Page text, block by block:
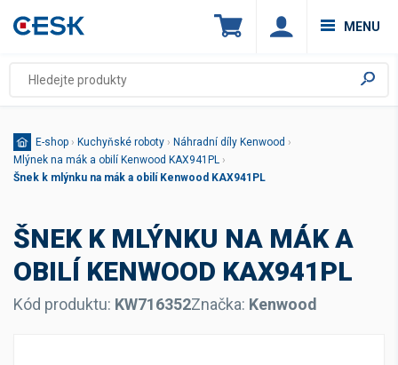
MENU
E-shop › Kuchyňské roboty › Náhradní díly Kenwood ›
Mlýnek na mák a obilí Kenwood KAX941PL ›
Šnek k mlýnku na mák a obilí Kenwood KAX941PL
ŠNEK K MLÝNKU NA MÁK A
OBILÍ KENWOOD KAX941PL
Kód produktu: KW716352Značka: Kenwood